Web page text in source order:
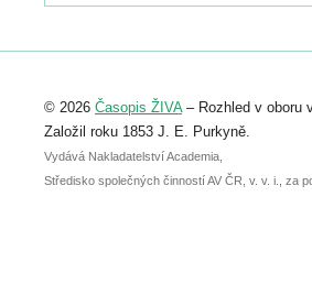
Registrovat se můžete do 6. září.
abstraktu přihlášené přednášky nebo
posteru je už 30. června.
© 2026 Časopis ŽIVA– Rozhled v oboru
Založil roku 1853 J. E. Purkyně.
Vydává Nakladatelství Academia,
Středisko společných činností AV ČR, v. v. i., za